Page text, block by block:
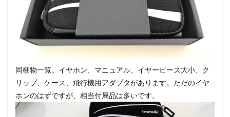
同梱物一覧。イヤホン、マニュアル、イヤーピース大小、ク
リップ、ケース、飛行機用アダプタがあります。ただのイヤ
ホンのはずですが、相当付属品は多いです。